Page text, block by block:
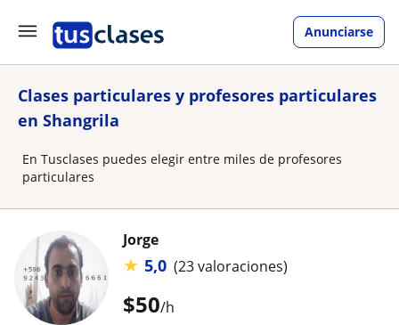
Anunciarse
Clases particulares y profesores particulares
en Shangrila
En Tusclases puedes elegir entre miles de profesores
particulares
$50/h
Jorge
★ 5,0 (23 valoraciones)